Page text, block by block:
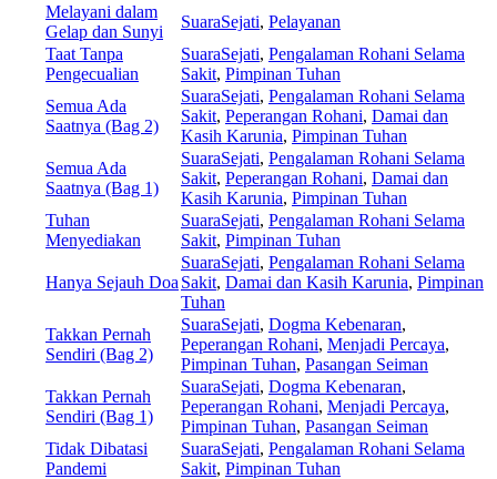
Melayani dalam
Gelap dan Sunyi
SuaraSejati, Pelayanan
Taat Tanpa
Pengecualian
SuaraSejati, Pengalaman Rohani Selama
Sakit, Pimpinan Tuhan
Semua Ada
Saatnya (Bag 2)
SuaraSejati, Pengalaman Rohani Selama
Sakit, Peperangan Rohani, Damai dan
Kasih Karunia, Pimpinan Tuhan
Semua Ada
Saatnya (Bag 1)
SuaraSejati, Pengalaman Rohani Selama
Sakit, Peperangan Rohani, Damai dan
Kasih Karunia, Pimpinan Tuhan
Tuhan
Menyediakan
SuaraSejati, Pengalaman Rohani Selama
Sakit, Pimpinan Tuhan
Hanya Sejauh Doa
SuaraSejati, Pengalaman Rohani Selama
Sakit, Damai dan Kasih Karunia, Pimpinan
Tuhan
Takkan Pernah
Sendiri (Bag 2)
SuaraSejati, Dogma Kebenaran,
Peperangan Rohani, Menjadi Percaya,
Pimpinan Tuhan, Pasangan Seiman
Takkan Pernah
Sendiri (Bag 1)
SuaraSejati, Dogma Kebenaran,
Peperangan Rohani, Menjadi Percaya,
Pimpinan Tuhan, Pasangan Seiman
Tidak Dibatasi
Pandemi
SuaraSejati, Pengalaman Rohani Selama
Sakit, Pimpinan Tuhan